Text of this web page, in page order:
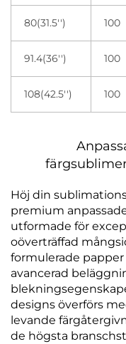
80(31.5'') 100
91.4(36'') 100
108(42.5'') 100
Höj din
premium
utformade för
oöverträffad
formulerade
avancerad
designs överförs
levande
de högsta